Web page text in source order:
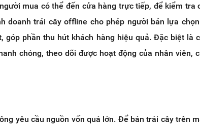
mua có thể đến cửa hàng trực tiếp, để kiểm tra
doanh trái cây offline cho phép người bán lựa
góp phần thu hút khách hàng hiệu quả. Đặc biệt là
chóng, theo dõi được hoạt động của nhân viên,
yêu cầu nguồn vốn quá lớn. Để bán trái cây trên